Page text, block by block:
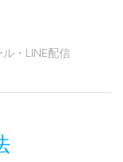
ル・LINE配信